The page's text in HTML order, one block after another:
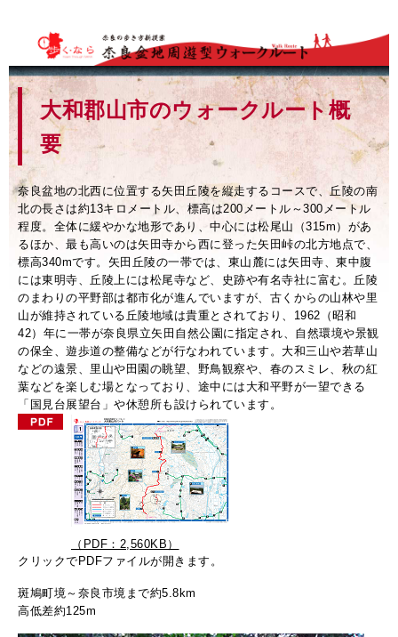
大和郡山市のウォークルート概
要
奈良盆地の北西に位置する矢田丘陵を縦走するコースで、丘陵の南
北の長さは約13キロメートル、標高は200メートル～300メートル
程度。全体に緩やかな地形であり、中心には松尾山（315m）があ
るほか、最も高いのは矢田寺から西に登った矢田峠の北方地点で、
標高340mです。矢田丘陵の一帯では、東山麓には矢田寺、東中腹
には東明寺、丘陵上には松尾寺など、史跡や有名寺社に富む。丘陵
のまわりの平野部は都市化が進んでいますが、古くからの山林や里
山が維持されている丘陵地域は貴重とされており、1962（昭和
42）年に一帯が奈良県立矢田自然公園に指定され、自然環境や景観
の保全、遊歩道の整備などが行なわれています。大和三山や若草山
などの遠景、里山や田園の眺望、野鳥観察や、春のスミレ、秋の紅
葉などを楽しむ場となっており、途中には大和平野が一望できる
「国見台展望台」や休憩所も設けられています。
（PDF：2,560KB）
クリックでPDFファイルが開きます。
斑鳩町境～奈良市境まで約5.8km
高低差約125m